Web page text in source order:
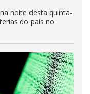
noite desta quinta-
do país no